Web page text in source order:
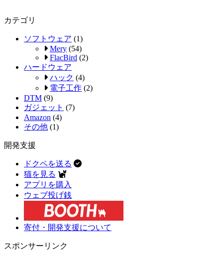
カテゴリ
ソフトウェア (1)
Mery (54)
FlacBird (2)
ハードウェア
ハック (4)
電子工作 (2)
DTM (9)
ガジェット (7)
Amazon (4)
その他 (1)
開発支援
ドクペを送る
猫を見る
アプリを購入
ウェブ投げ銭
寄付・開発支援について
スポンサーリンク